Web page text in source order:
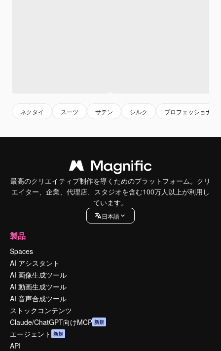
ネクタイ スーツ サテン シルク プロフェッショナル
最高のクリエイティブ制作を導くためのプラットフォーム。クリ
エイター、企業、代理店、スタジオを含む100万人以上が利用し
ています。
日本語
製品
Spaces
AI アシスタント
AI 画像生成ツール
AI 動画生成ツール
AI 音声合成ツール
ストックコンテンツ
Claude/ChatGPT向けMCP 新規
エージェント 新規
API